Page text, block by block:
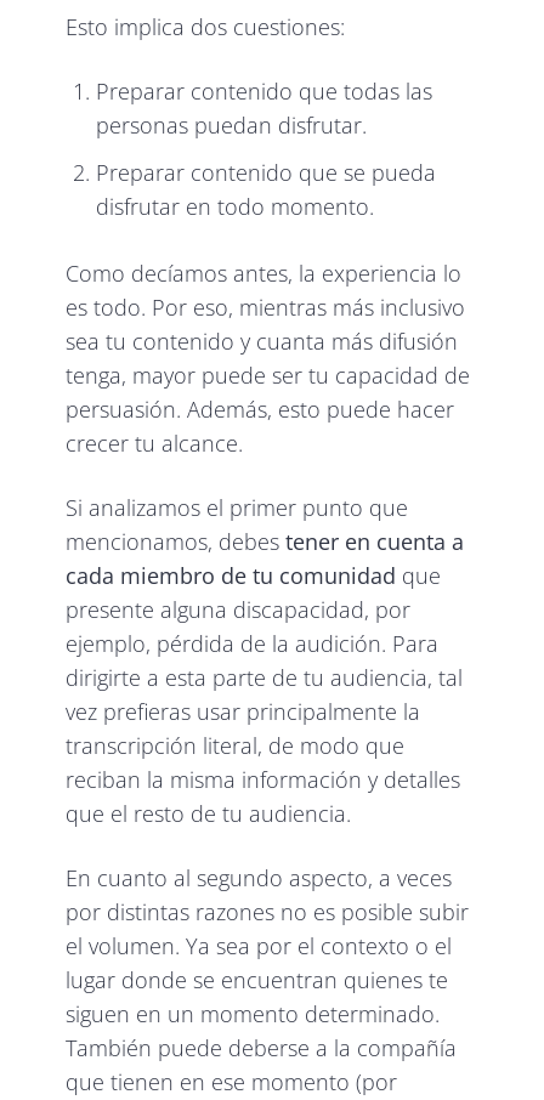
Esto implica dos cuestiones:
Preparar contenido que todas las
personas puedan disfrutar.
Preparar contenido que se pueda
disfrutar en todo momento.
Como decíamos antes, la experiencia lo
es todo. Por eso, mientras más inclusivo
sea tu contenido y cuanta más difusión
tenga, mayor puede ser tu capacidad de
persuasión. Además, esto puede hacer
crecer tu alcance.
Si analizamos el primer punto que
mencionamos, debestener en cuenta a
cada miembro de tu comunidad que
presente alguna discapacidad, por
ejemplo, pérdida de la audición. Para
dirigirte a esta parte de tu audiencia, tal
vez prefieras usar principalmente la
transcripción literal, de modo que
reciban la misma información y detalles
que el resto de tu audiencia.
En cuanto al segundo aspecto, a veces
por distintas razones no es posible subir
el volumen. Ya sea por el contexto o el
lugar donde se encuentran quienes te
siguen en un momento determinado.
También puede deberse a la compañía
que tienen en ese momento (por